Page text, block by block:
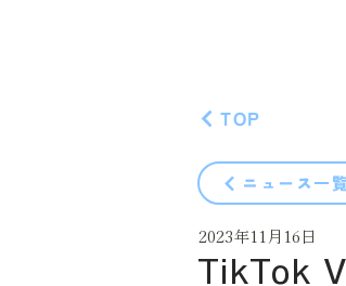
TOP
ニュース一
2023年11月16日
TikTok V